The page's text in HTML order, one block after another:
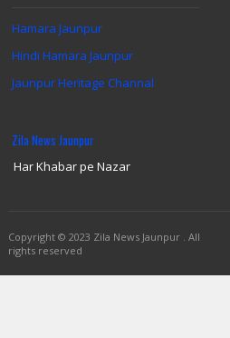
Hamara Jaunpur
Hindi Hamara Jaunpur
Jaunpur Heritage Channal
Zila News Jaunpur
Har Khabar pe Nazar
Copyright© 2023 Zila News Jaunpur . All
rights reserved